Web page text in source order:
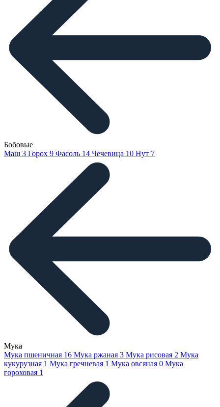
Бобовые
Маш 3 Горох 9 Фасоль 14 Чечевица 10 Нут 7
Мука
Мука пшеничная 16 Мука ржаная 3 Мука рисовая 2 Мука
кукурузная 1 Мука гречневая 1 Мука овсяная 0 Мука
гороховая 1